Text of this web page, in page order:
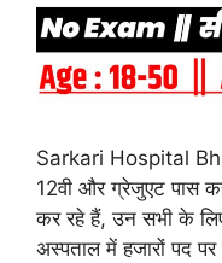
Sarkari Hospital
12वी और ग्रेजुएट पास
कर रहे हैं, उन सभी के
अस्पताल में हजारों पद